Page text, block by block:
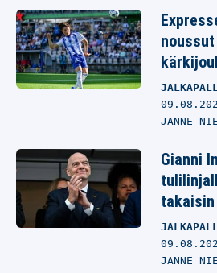
JANNE
Gianni
takaisin
JANNE